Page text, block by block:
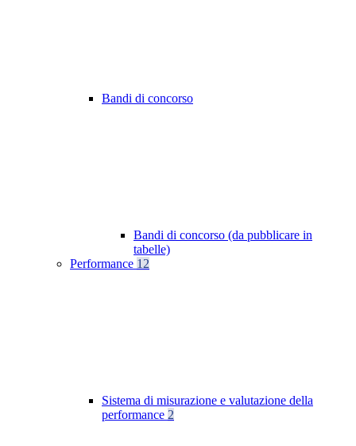
Bandi di concorso
Bandi di concorso (da pubblicare in
tabelle)
Performance 12
Sistema di misurazione e valutazione della
performance 2